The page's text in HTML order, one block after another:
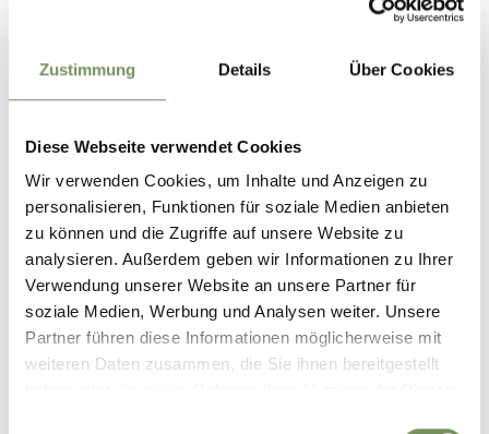
Zustimmung Details Über Cookies
Diese Webseite verwendet Cookies
Wir verwenden Cookies, um Inhalte und Anzeigen zu
personalisieren, Funktionen für soziale Medien anbieten
zu können und die Zugriffe auf unsere Website zu
analysieren. Außerdem geben wir Informationen zu Ihrer
Verwendung unserer Website an unsere Partner für
soziale Medien, Werbung und Analysen weiter. Unsere
Partner führen diese Informationen möglicherweise mit
weiteren Daten zusammen, die Sie ihnen bereitgestellt